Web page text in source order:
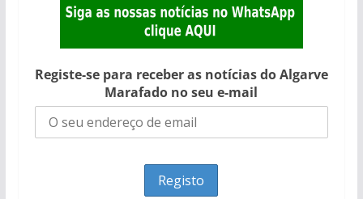
Registe-se para receber as notícias do Algarve
Marafado no seu e-mail